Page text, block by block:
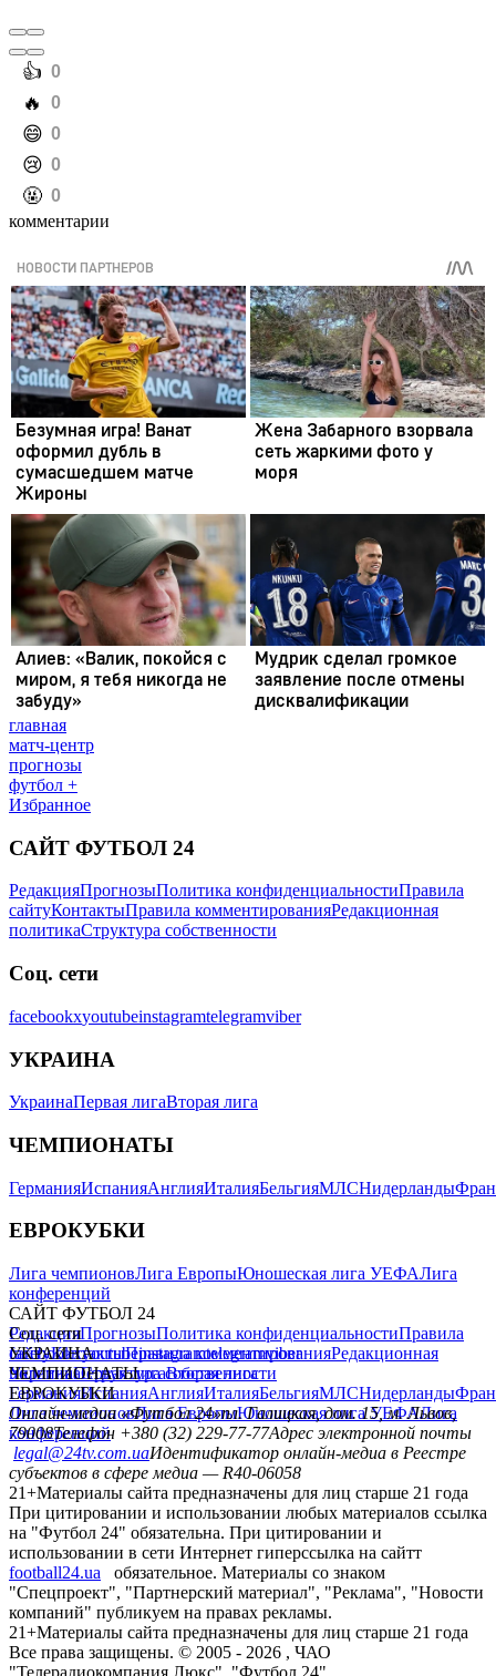
️👍 0
️🔥 0
️😄 0
️😢 0
️🤬 0
комментарии
главная
матч-центр
прогнозы
футбол +
Избранное
САЙТ ФУТБОЛ 24
РедакцияПрогнозыПолитика конфиденциальностиПравила
сайтуКонтактыПравила комментированияРедакционная
политикаСтруктура собственности
Соц. сети
facebookxyoutubeinstagramtelegramviber
УКРАИНА
УкраинаПервая лигаВторая лига
ЧЕМПИОНАТЫ
ГерманияИспанияАнглияИталияБельгияМЛСНидерланды
ЕВРОКУБКИ
Лига чемпионовЛига ЕвропыЮношеская лига УЕФАЛига
конференций
САЙТ ФУТБОЛ 24
РедакцияПрогнозыПолитика конфиденциальностиПравила
сайтуКонтактыПравила комментированияРедакционная
политикаСтруктура собственности
Соц. сети
facebookxyoutubeinstagramtelegramviber
УКРАИНА
УкраинаПервая лигаВторая лига
ЧЕМПИОНАТЫ
ГерманияИспанияАнглияИталияБельгияМЛСНидерланды
ЕВРОКУБКИ
Лига чемпионовЛига ЕвропыЮношеская лига УЕФАЛига
конференций
Онлайн-медиа «Футбол 24»пл. Галицкая, дом. 15, м. Львов,
79008Телефон +380 (32) 229-77-77Адрес электронной почты
legal@24tv.com.uaИдентификатор онлайн-медиа в Реестре
субъектов в сфере медиа — R40-06058
21+Материалы сайта предназначены для лиц старше 21 года
При цитировании и использовании любых материалов ссылка
на "Футбол 24" обязательна. При цитировании и
использовании в сети Интернет гиперссылка на сайтт
football24.ua
обязательное. Материалы со знаком
"Спецпроект", "Партнерский материал", "Реклама", "Новости
компаний" публикуем на правах рекламы.
21+Материалы сайта предназначены для лиц старше 21 года
Все права защищены. © 2005 - 2026 , ЧАО